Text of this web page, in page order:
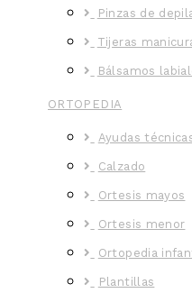
Pinzas de
Tijeras
Bálsamos
ORTOPEDIA
Ayudas
Calzado
Ortesis mayos
Ortesis menor
Ortopedia
Plantillas